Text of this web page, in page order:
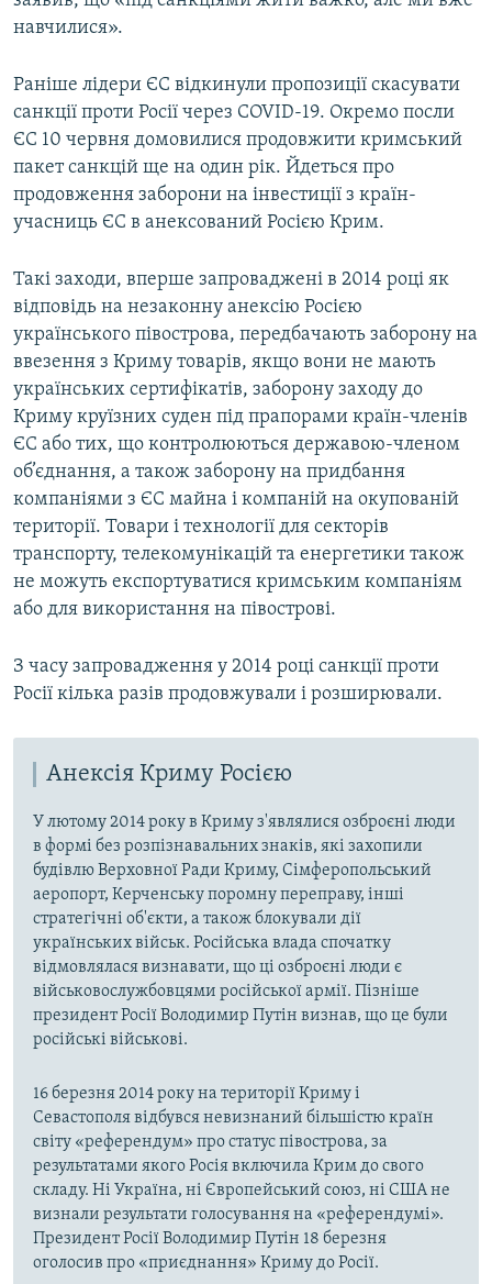
навчилися».
Раніше лідери ЄС відкинули пропозиції скасувати
санкції проти Росії через COVID-19. Окремо посли
ЄС 10 червня домовилися продовжити кримський
пакет санкцій ще на один рік. Йдеться про
продовження заборони на інвестиції з країн-
учасниць ЄС в анексований Росією Крим.
Такі заходи, вперше запроваджені в 2014 році як
відповідь на незаконну анексію Росією
українського півострова, передбачають заборону на
ввезення з Криму товарів, якщо вони не мають
українських сертифікатів, заборону заходу до
Криму круїзних суден під прапорами країн-членів
ЄС або тих, що контролюються державою-членом
об’єднання, а також заборону на придбання
компаніями з ЄС майна і компаній на окупованій
території. Товари і технології для секторів
транспорту, телекомунікацій та енергетики також
не можуть експортуватися кримським компаніям
або для використання на півострові.
З часу запровадження у 2014 році санкції проти
Росії кілька разів продовжували і розширювали.
Анексія Криму Росією
У лютому 2014 року в Криму з'являлися озброєні люди
в формі без розпізнавальних знаків, які захопили
будівлю Верховної Ради Криму, Сімферопольський
аеропорт, Керченську поромну переправу, інші
стратегічні об'єкти, а також блокували дії
українських військ. Російська влада спочатку
відмовлялася визнавати, що ці озброєні люди є
військовослужбовцями російської армії. Пізніше
президент Росії Володимир Путін визнав, що це були
російські військові.
16 березня 2014 року на території Криму і
Севастополя відбувся невизнаний більшістю країн
світу «референдум» про статус півострова, за
результатами якого Росія включила Крим до свого
складу. Ні Україна, ні Європейський союз, ні США не
визнали результати голосування на «референдумі».
Президент Росії Володимир Путін 18 березня
оголосив про «приєднання» Криму до Росії.